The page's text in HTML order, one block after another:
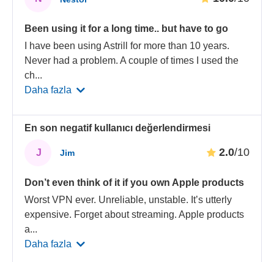
Been using it for a long time.. but have to go
I have been using Astrill for more than 10 years.
Never had a problem. A couple of times I used the
ch...
Daha fazla
En son negatif kullanıcı değerlendirmesi
J Jim 2.0/10
Don’t even think of it if you own Apple products
Worst VPN ever. Unreliable, unstable. It’s utterly
expensive. Forget about streaming. Apple products
a...
Daha fazla